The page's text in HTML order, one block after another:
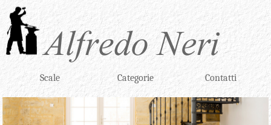
Scale Categorie Contatti